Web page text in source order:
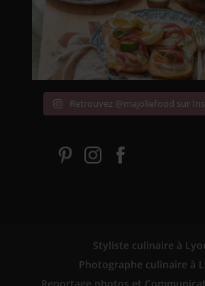
Retrouvez @majoliefood sur
Styliste culinaire à
Photographe culinaire à